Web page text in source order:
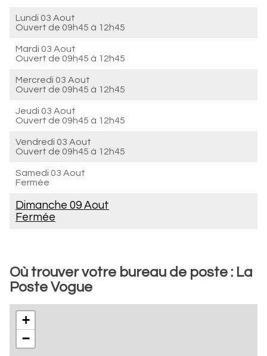
Lundi 03 Aout
Ouvert de 09h45 à 12h45
Mardi 03 Aout
Ouvert de 09h45 à 12h45
Mercredi 03 Aout
Ouvert de 09h45 à 12h45
Jeudi 03 Aout
Ouvert de 09h45 à 12h45
Vendredi 03 Aout
Ouvert de 09h45 à 12h45
Samedi 03 Aout
Fermée
Dimanche 09 Aout
Fermée
Où trouver votre bureau de poste : La
Poste Vogue
+
−